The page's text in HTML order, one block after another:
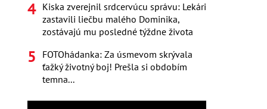
Kiska zverejnil srdcervúcu správu: Lekári
zastavili liečbu malého Dominika,
zostávajú mu posledné týždne života
FOTOhádanka: Za úsmevom skrývala
ťažký životný boj! Prešla si obdobím
temna...